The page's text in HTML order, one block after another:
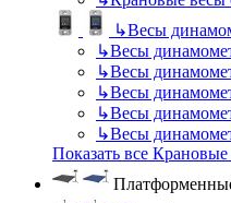
↳Весы
↳Весы
↳Весы
↳Весы
↳Весы
↳Весы
Показать все